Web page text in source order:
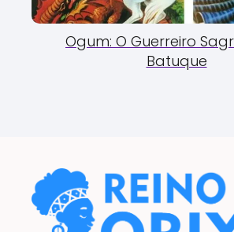
Ogum: O Guerreiro
Batuque